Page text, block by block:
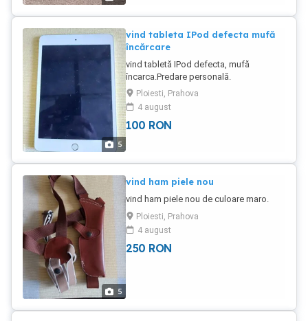
5
vind tableta IPod defecta mufă
încărcare
vind tabletă IPod defecta, mufă
încarca.Predare personală.
Ploiesti, Prahova
4 august
100 RON
5
vind ham piele nou
vind ham piele nou de culoare maro.
Ploiesti, Prahova
4 august
250 RON